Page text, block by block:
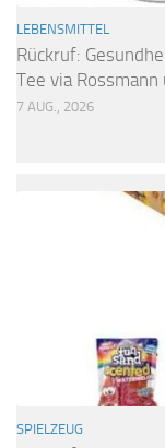
LEBENSMITTEL
Rückruf:
Tee via
7 AUG., 2026
SPIELZEUG